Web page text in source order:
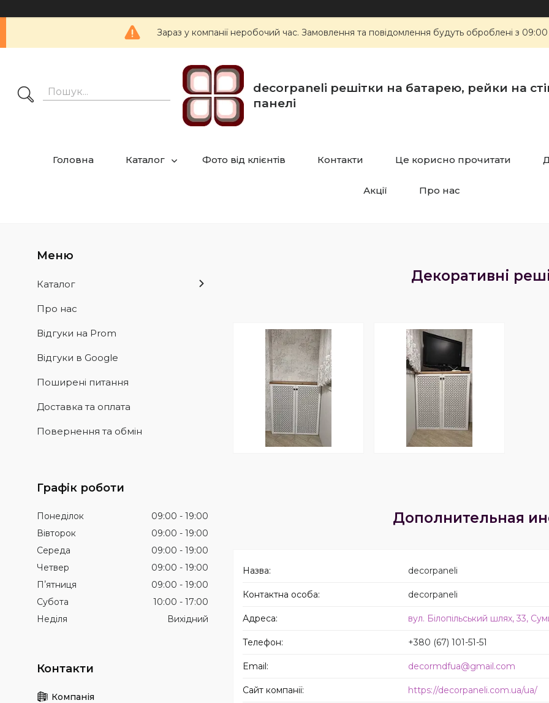
Зараз у компанії неробочий час. Замовлення та повідомлення будуть оброблені з
decorpaneli решітки на батарею, рейки на
панелі
Головна Каталог Фото від клієнтів Контакти Це корисно прочитати
Акції Про нас
Декоративні
decorpaneli
decorpaneli
вул. Білопільський шлях, 33,
+380 (67) 101-51-51
decormdfua@gmail.com
https://decorpaneli.com.ua/ua/
Каталог
Про нас
Відгуки на Prom
Відгуки в Google
Поширені питання
Доставка та оплата
Повернення та обмін
Графік роботи
Понеділок 09:00
19:00
Вівторок
09:00
19:00
Середа
09:00
19:00
Четвер
09:00
19:00
Пʼятниця
09:00
19:00
Субота
10:00
17:00
Неділя
Вихідний